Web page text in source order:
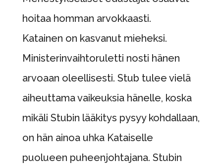
hoitaa homman arvokkaasti.
Katainen on kasvanut mieheksi.
Ministerinvaihtoruletti nosti hänen
arvoaan oleellisesti. Stub tulee vielä
aiheuttama vaikeuksia hänelle, koska
mikäli Stubin lääkitys pysyy kohdallaan,
on hän ainoa uhka Kataiselle
puolueen puheenjohtajana. Stubin